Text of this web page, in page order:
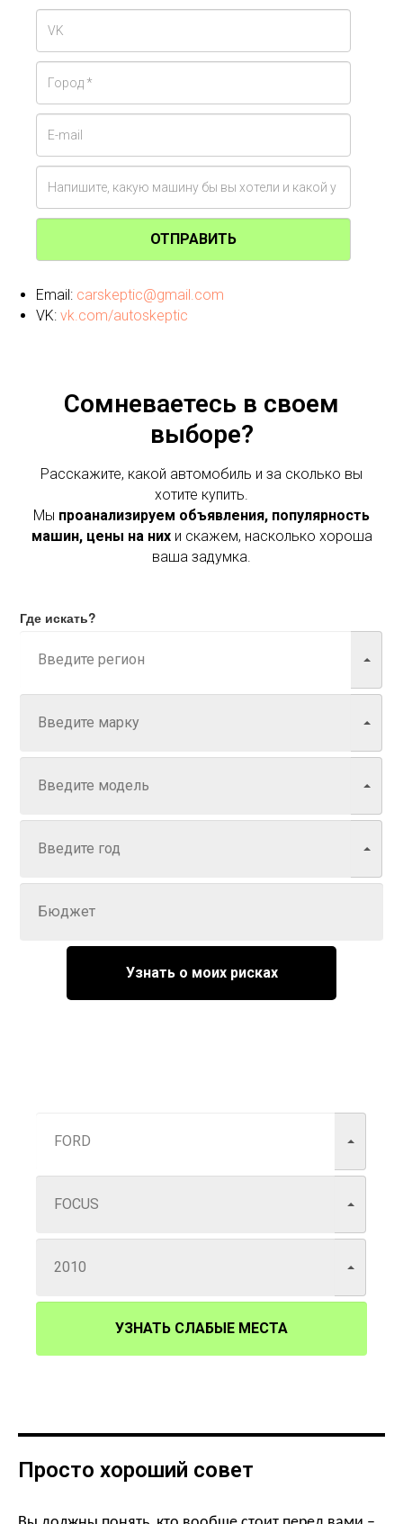
ОТПРАВИТЬ
Email: carskeptic@gmail.com
VK: vk.com/autoskeptic
Сомневаетесь в своем
выборе?
Расскажите, какой автомобиль и за сколько вы
хотите купить.
Мы проанализируем объявления, популярность
машин, цены на нихи скажем, насколько хороша
ваша задумка.
Где искать?
Узнать о моих рисках
УЗНАТЬ СЛАБЫЕ МЕСТА
Просто хороший совет